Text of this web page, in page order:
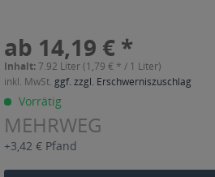
ab 14,19 € *
Inhalt:7.92 Liter (1,79 € * / 1 Liter)
inkl. MwSt. ggf. zzgl. Erschwerniszuschlag
Vorrätig
MEHRWEG
+3,42 € Pfand